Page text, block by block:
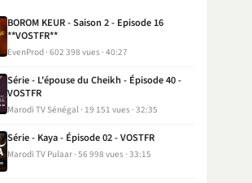
BOROM KEUR - Saison 2 - Episode 16
**VOSTFR**
EvenProd 602 398 vues 40:27
Série - L'épouse du Cheikh - Épisode 40 -
VOSTFR
Marodi TV Sénégal 19 151 vues 32:35
Série - Kaya - Épisode 02 - VOSTFR
Marodi TV Pulaar 56 998 vues 33:15